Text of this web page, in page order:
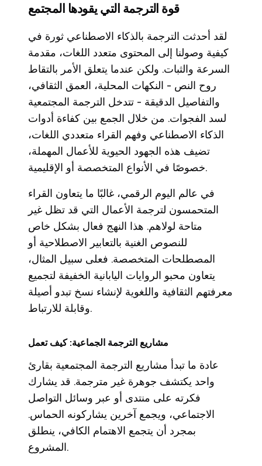
قوة الترجمة التي يقودها المجتمع
لقد أحدثت الترجمة بالذكاء الاصطناعي ثورة في
كيفية وصولنا إلى المحتوى متعدد اللغات، مقدمة
السرعة والثبات. ولكن عندما يتعلق الأمر بالتقاط
روح النص - النكهات المحلية، العمق الثقافي،
والتفاصيل الدقيقة - تتدخل الترجمة المجتمعية
لسد الفجوات. من خلال الجمع بين كفاءة أدوات
الذكاء الاصطناعي وفهم القراء متعددي اللغات،
تضيف هذه الجهود الحيوية للأعمال المهملة،
خصوصًا في الأنواع المتخصصة أو الإقليمية.
في عالم اليوم الرقمي، غالبًا ما يتعاون القراء
المتحمسون لترجمة الأعمال التي قد تظل غير
متاحة لولاهم. هذا النهج فعال بشكل خاص
للنصوص الغنية بالتعابير الاصطلاحية أو
المصطلحات المتخصصة. فعلى سبيل المثال،
يتعاون محبو الروايات اليابانية الخفيفة لتجميع
معرفتهم الثقافية واللغوية لإنشاء نسخ تبدو أصيلة
وقابلة للارتباط.
مشاريع الترجمة الجماعية: كيف تعمل
عادة ما تبدأ مشاريع الترجمة المجتمعية بقارئ
واحد يكتشف جوهرة غير مترجمة. قد يشارك
فكرته على منتدى أو عبر وسائل التواصل
الاجتماعي، ويجمع آخرين يشاركونه الحماس.
بمجرد أن يتجمع الاهتمام الكافي، ينطلق
المشروع.